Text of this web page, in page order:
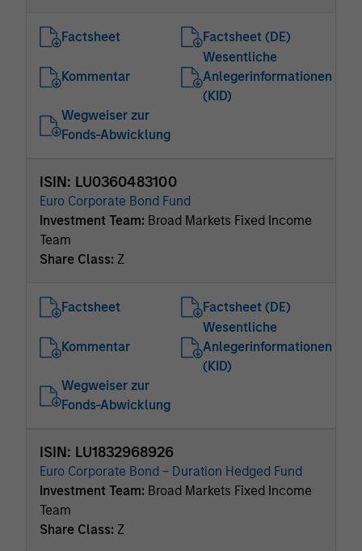
Factsheet Factsheet (DE)
Kommentar
Wesentliche
Anlegerinformationen
(KID)
Wegweiser zur
Fonds-Abwicklung
ISIN: LU0360483100
Euro Corporate Bond Fund
Investment Team: Broad Markets Fixed Income
Team
Share Class: Z
Factsheet Factsheet (DE)
Kommentar
Wesentliche
Anlegerinformationen
(KID)
Wegweiser zur
Fonds-Abwicklung
ISIN: LU1832968926
Euro Corporate Bond – Duration Hedged Fund
Investment Team: Broad Markets Fixed Income
Team
Share Class: Z